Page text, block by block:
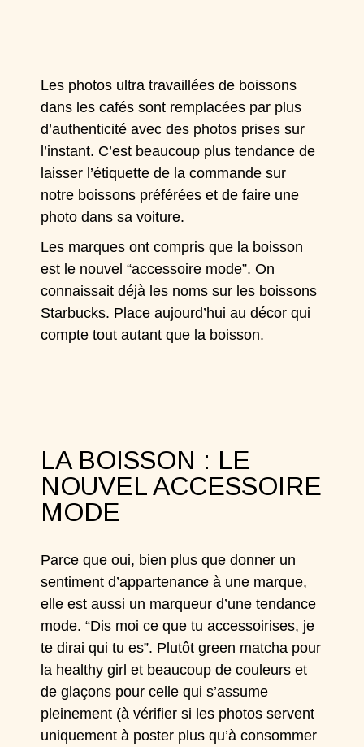
Les photos ultra travaillées de boissons
dans les cafés sont remplacées par plus
d’authenticité avec des photos prises sur
l’instant. C’est beaucoup plus tendance de
laisser l’étiquette de la commande sur
notre boissons préférées et de faire une
photo dans sa voiture.
Les marques ont compris que la boisson
est le nouvel “accessoire mode”. On
connaissait déjà les noms sur les boissons
Starbucks. Place aujourd’hui au décor qui
compte tout autant que la boisson.
LA BOISSON : LE
NOUVEL ACCESSOIRE
MODE
Parce que oui, bien plus que donner un
sentiment d’appartenance à une marque,
elle est aussi un marqueur d’une tendance
mode. “Dis moi ce que tu accessoirises, je
te dirai qui tu es”. Plutôt green matcha pour
la healthy girl et beaucoup de couleurs et
de glaçons pour celle qui s’assume
pleinement (à vérifier si les photos servent
uniquement à poster plus qu’à consommer